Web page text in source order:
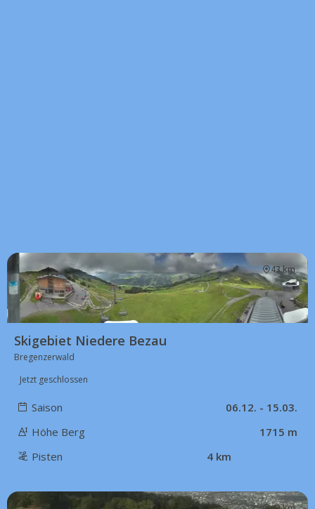
43 km
Skigebiet Niedere Bezau
Bregenzerwald
Jetzt geschlossen
Saison
06.12. - 15.03.
Höhe Berg
1715 m
Pisten
4 km